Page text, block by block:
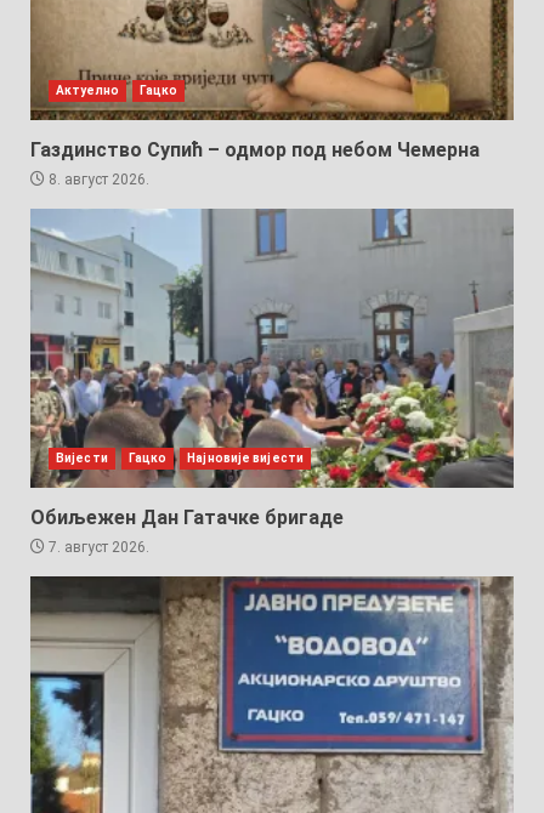
Актуелно Гацко
Газдинство Супић – одмор под небом Чемерна
8. август 2026.
Вијести Гацко Најновије вијести
Обиљежен Дан Гатачке бригаде
7. август 2026.